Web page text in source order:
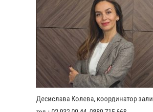
Десислава Колева, координатор зали